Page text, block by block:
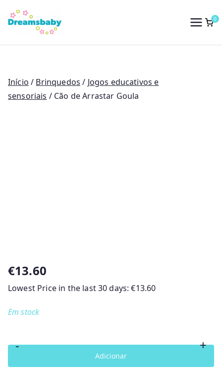
para
conteúdo
Dreams Baby
0
Início / Brinquedos / Jogos educativos e
sensoriais / Cão de Arrastar Goula
€13.60
Lowest Price in the last 30 days:€13.60
Em stock
-
de
+
Adicionar